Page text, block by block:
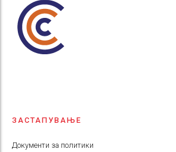
ЗАСТАПУВАЊЕ
Документи за политики